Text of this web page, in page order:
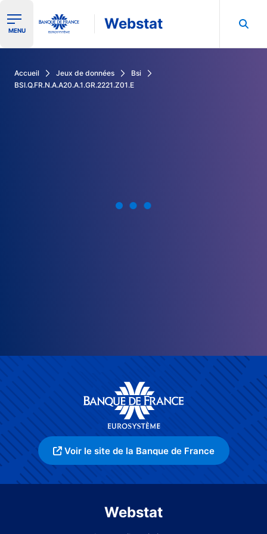
Ouvrir le menu de navigation
MENU Webstat
Accueil Jeux de données
Bsi
BSI.Q.FR.N.A.A20.A.1.GR.2221.Z01.E
Voir le site de la Banque de France
Webstat